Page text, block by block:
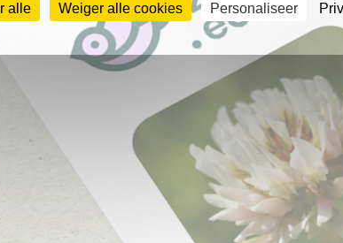
alle Weiger alle cookies Personaliseer